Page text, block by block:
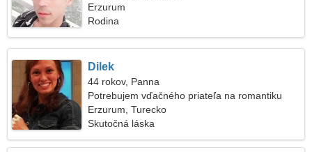
Erzurum
Rodina
Dilek
44 rokov, Panna
Potrebujem vďačného priateľa na romantiku
Erzurum, Turecko
Skutočná láska